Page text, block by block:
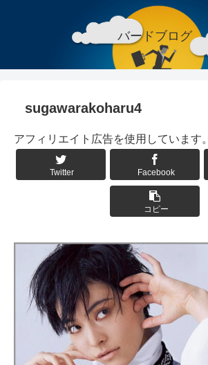
バードブログ
sugawarakoharu4
アフィリエイト広告を使用しています。
Twitter Facebook
コピー